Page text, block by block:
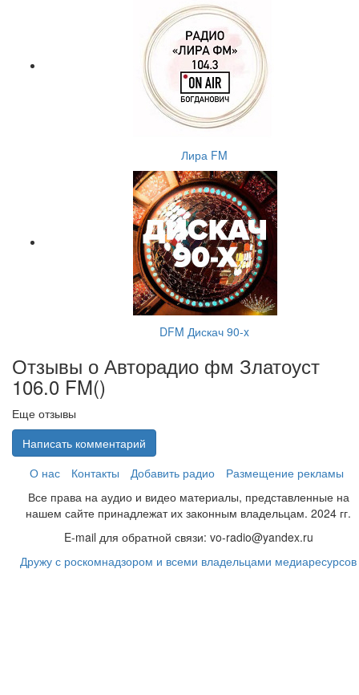
Лира FM
DFM Дискач 90-x
Отзывы о Авторадио фм Златоуст
106.0 FM()
Еще отзывы
Написать комментарий
О нас
Контакты Добавить радио
Размещение рекламы
Все права на аудио и видео материалы, представленные на
нашем сайте принадлежат их законным владельцам. 2024 гг.
E-mail для обратной связи: vo-radio@yandex.ru
Дружу с роскомнадзором и всеми владельцами медиаресурсов